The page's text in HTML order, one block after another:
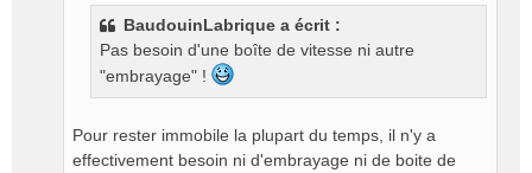
BaudouinLabrique a écrit :
Pas besoin d'une boîte de vitesse ni autre
"embrayage" !
Pour rester immobile la plupart du temps, il n'y a
effectivement besoin ni d'embrayage ni de boite de